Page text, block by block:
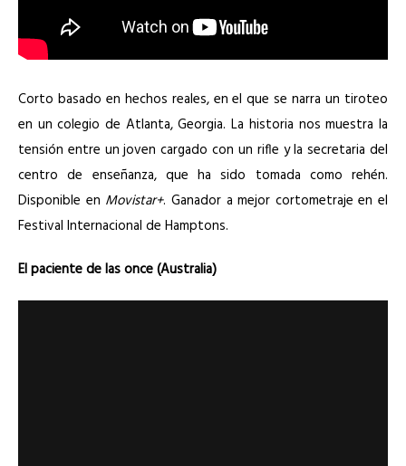
Corto basado en hechos reales, en el que se narra un tiroteo
en un colegio de Atlanta, Georgia. La historia nos muestra la
tensión entre un joven cargado con un rifle y la secretaria del
centro de enseñanza, que ha sido tomada como rehén.
Disponible en Movistar+. Ganador a mejor cortometraje en el
Festival Internacional de Hamptons.
El paciente de las once (Australia)